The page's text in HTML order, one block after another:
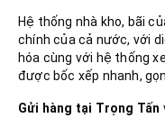
Hệ thống nhà kho, bãi
chính của cả nước, với
hóa cùng với hệ thống
được bốc xếp nhanh,
Gửi hàng tại Trọng Tấn